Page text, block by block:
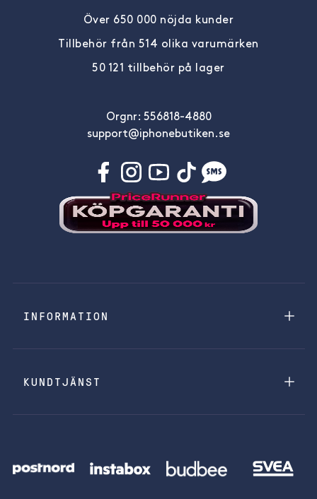
Över 650 000 nöjda kunder
Tillbehör från 514 olika varumärken
50 121 tillbehör på lager
Orgnr: 556818-4880
support@iphonebutiken.se
INFORMATION
KUNDTJÄNST